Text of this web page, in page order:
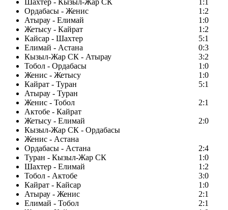
Шахтер - Кызыл-Жар СК
1:1
Ордабасы - Женис
1:2
Атырау - Елимай
1:0
Жетысу - Кайрат
1:2
Кайсар - Шахтер
5:1
Елимай - Астана
0:3
Кызыл-Жар СК - Атырау
3:2
Тобол - Ордабасы
1:0
Женис - Жетысу
1:0
Кайрат - Туран
5:1
Атырау - Туран
Женис - Тобол
2:1
Актобе - Кайрат
Жетысу - Елимай
2:0
Кызыл-Жар СК - Ордабасы
Женис - Астана
Ордабасы - Астана
2:4
Туран - Кызыл-Жар СК
1:0
Шахтер - Елимай
1:2
Тобол - Актобе
3:0
Кайрат - Кайсар
1:0
Атырау - Женис
2:1
Елимай - Тобол
2:1